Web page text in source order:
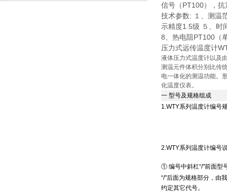
信号（PT100），
技术参数: １、
示精度1.5级 ５
8、热电阻PT100（
压力式远传温度计
液体压力式温度计以及
测温元件体积分别比传
电一体化的测温功能。
化温度仪表。
一 型号及规格组成
1.WTY系列温度计编号
2.WTY系列温度计编号
① 编号中斜杠“/"前面型
“/"后面为规格部分，由
约定其它代号。